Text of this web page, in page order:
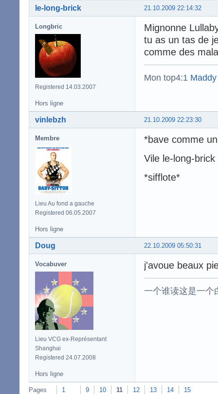
21.10.2009 22:14:32
le-long-brick
Longbric
Registered 14.03.2007
Mignonne
tu as un tas de
comme des
Mon top4:1
Hors ligne
21.10.2009 22:23:30
vinlebzh
Membre
Lieu Au fond a gauche
Registered 06.05.2007
*bave comme
Vile le-long-
*sifflote*
Hors ligne
22.10.2009 05:50:31
Doug
Vocabuver
Lieu VCG ex-Représentant
Shanghai
Registered 24.07.2008
j'avoue beaux
一个谁读这是一个
Hors ligne
Pages 1 9 10 11 12 13 14 15